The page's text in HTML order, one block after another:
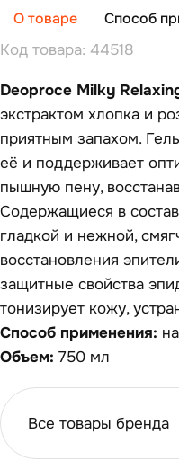
О товаре Способ
Код товара: 44518
Deoproce Milky
экстрактом хлопка и
приятным запахом.
её и поддерживает
пышную пену,
Содержащиеся в
гладкой и нежной,
восстановления
защитные свойства
тонизирует кожу,
Способ применения:
Объем: 750 мл
Все товары бренда